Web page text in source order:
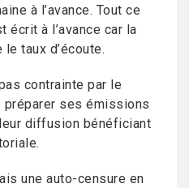
à l’avance. Tout ce
écrit à l’avance car la
taux d’écoute.
contrainte par le
ses émissions
diffusion bénéficiant
une auto-censure en